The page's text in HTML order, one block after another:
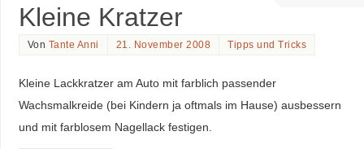
Kleine Kratzer
Von Tante Anni 21. November 2008 Tipps und Tricks
Kleine Lackkratzer am Auto mit farblich passender
Wachsmalkreide (bei Kindern ja oftmals im Hause) ausbessern
und mit farblosem Nagellack festigen.